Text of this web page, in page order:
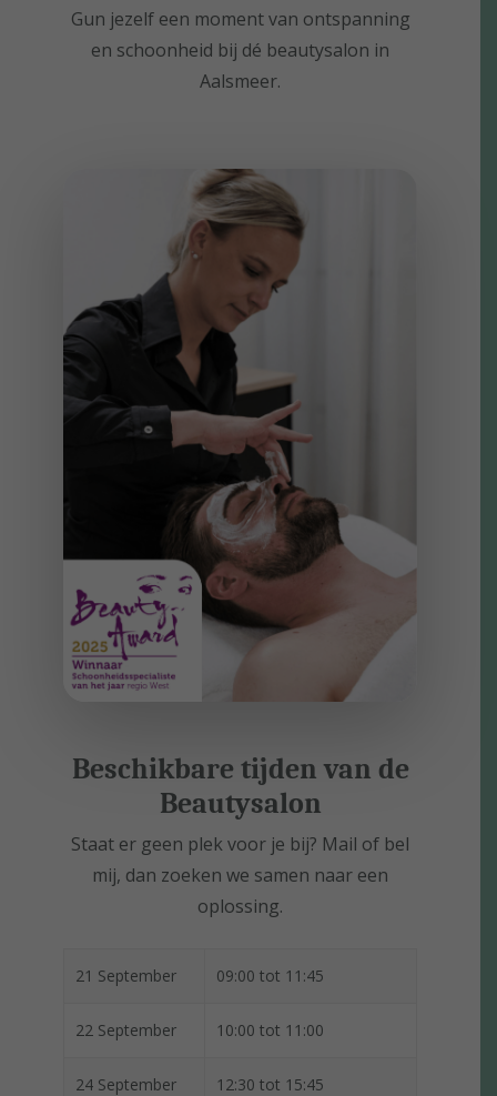
Gun jezelf een moment van ontspanning
en schoonheid bij dé beautysalon in
Aalsmeer.
Beschikbare tijden van de
Beautysalon
Staat er geen plek voor je bij? Mail of bel
mij, dan zoeken we samen naar een
oplossing.
21 September 09:00 tot 11:45
22 September 10:00 tot 11:00
24 September 12:30 tot 15:45